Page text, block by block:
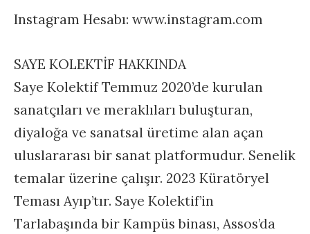
Instagram Hesabı: www.instagram.com
SAYE KOLEKTİF HAKKINDA
Saye Kolektif Temmuz 2020’de kurulan
sanatçıları ve meraklıları buluşturan,
diyaloğa ve sanatsal üretime alan açan
uluslararası bir sanat platformudur. Senelik
temalar üzerine çalışır. 2023 Küratöryel
Teması Ayıp’tır. Saye Kolektif’in
Tarlabaşında bir Kampüs binası, Assos’da